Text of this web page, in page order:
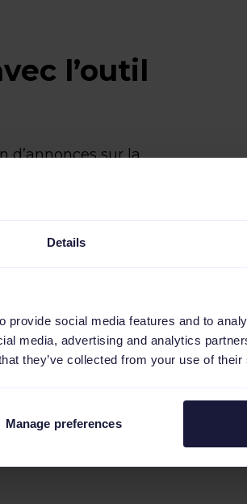
Details
provide social media features and to
media, advertising and analytics
they’ve collected from your use of
Manage preferences
l’outil
d’annonces sur la
utiliser vos
ou dans
avec
d’une campagne
longue traîne)